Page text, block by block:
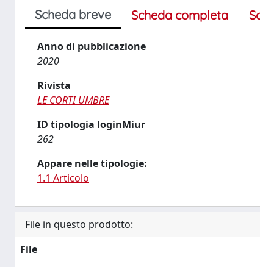
Scheda breve Scheda completa
Anno di pubblicazione
2020
Rivista
LE CORTI UMBRE
ID tipologia loginMiur
262
Appare nelle tipologie:
1.1 Articolo
File in questo prodotto:
File